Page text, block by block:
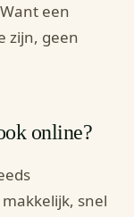
een
zijn, geen
online?
snel